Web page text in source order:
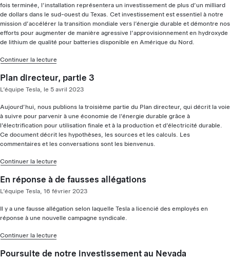
fois terminée, l’installation représentera un investissement de plus d’un milliard
de dollars dans le sud-ouest du Texas. Cet investissement est essentiel à notre
mission d’accélérer la transition mondiale vers l’énergie durable et démontre nos
efforts pour augmenter de manière agressive l’approvisionnement en hydroxyde
de lithium de qualité pour batteries disponible en Amérique du Nord.
Continuer la lecture
Plan directeur, partie 3
L’équipe Tesla, le 5 avril 2023
Aujourd’hui, nous publions la troisième partie du Plan directeur, qui décrit la voie
à suivre pour parvenir à une économie de l’énergie durable grâce à
l’électrification pour utilisation finale et à la production et d’électricité durable.
Ce document décrit les hypothèses, les sources et les calculs. Les
commentaires et les conversations sont les bienvenus.
Continuer la lecture
En réponse à de fausses allégations
L’équipe Tesla, 16 février 2023
Il y a une fausse allégation selon laquelle Tesla a licencié des employés en
réponse à une nouvelle campagne syndicale.
Continuer la lecture
Poursuite de notre investissement au Nevada